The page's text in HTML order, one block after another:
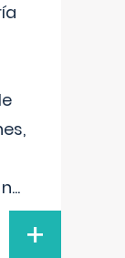
...
+